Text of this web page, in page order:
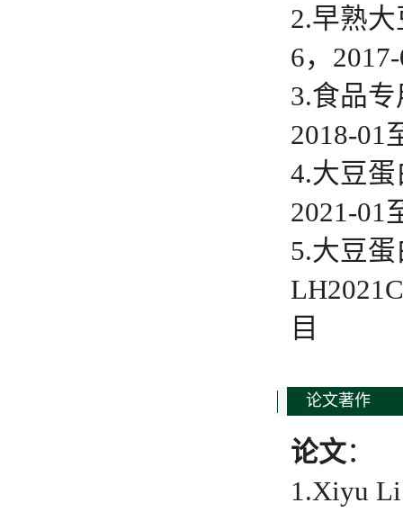
2.早熟
6，
3.食品
2018-01
4.大豆蛋
2021-01
5.大豆
目
论文著作
论文：
1.Xiyu